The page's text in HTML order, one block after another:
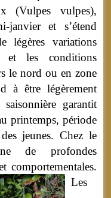
(Vulpes vulpes),
janvier et s’étend
légères variations
et les conditions
le nord ou en zone
à être légèrement
garantit
printemps, période
jeunes. Chez le
de profondes
comportementales.
Les